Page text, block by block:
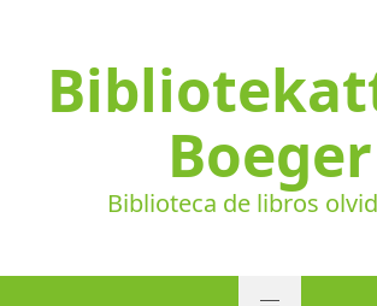
Boeger
Biblioteca de libros